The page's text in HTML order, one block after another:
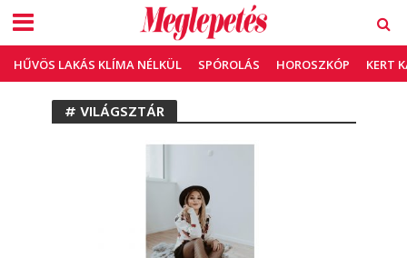
HŰVÖS LAKÁS KLÍMA NÉLKÜL SPÓROLÁS HOROSZKÓP KERT
# VILÁGSZTÁR